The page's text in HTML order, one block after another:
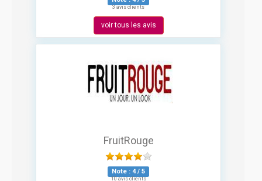
3 avis clients
voir tous les avis
FruitRouge
Note : 4/ 5
10 avis clients